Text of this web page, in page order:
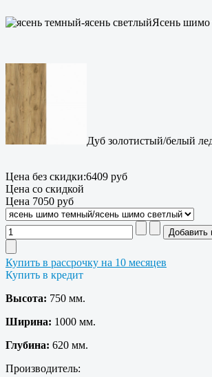
Ясень шимо
Дуб золотистый/белый
Цена без скидки:6409 руб
Цена со скидкой
Цена 7050 руб
Купить в рассрочку на 10 месяцев
Купить в кредит
Высота: 750 мм.
Ширина: 1000 мм.
Глубина: 620 мм.
Производитель: